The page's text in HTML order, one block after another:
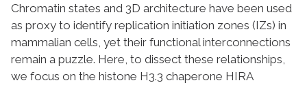
Chromatin states and 3D architecture have been used
as proxy to identify replication initiation zones (IZs) in
mammalian cells, yet their functional interconnections
remain a puzzle. Here, to dissect these relationships,
we focus on the histone H3.3 chaperone HIRA